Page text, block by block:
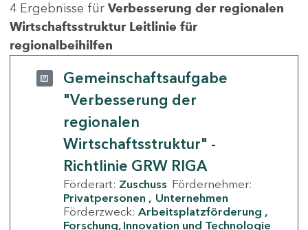
4 Ergebnisse für Verbesserung der regionalen
Wirtschaftsstruktur Leitlinie für
regionalbeihilfen
Gemeinschaftsaufgabe
"Verbesserung der
regionalen
Wirtschaftsstruktur" -
Richtlinie GRW RIGA
Förderart: Zuschuss Fördernehmer:
Privatpersonen
Unternehmen
Förderzweck: Arbeitsplatzförderung
Forschung, Innovation und Technologie